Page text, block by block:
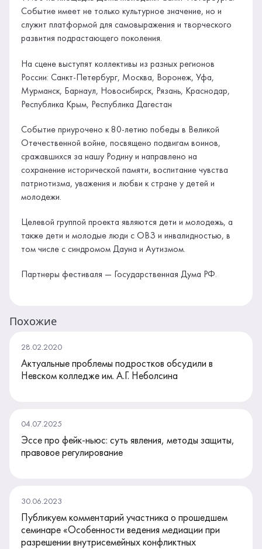
Событие имеет не только культурное значение, но и
служит платформой для самовыражения и творческого
развития подрастающего поколения.
На сцене выступят коллективы из разных регионов
России: Санкт-Петербург, Москва, Воронеж, Уфа,
Мурманск, Барнаул, Новосибирск, Рязань, Краснодар,
Республика Крым, Республика Дагестан
Событие приурочено к 80-летию победы в Великой
Отечественной войне, посвящено подвигам воинов,
сражавшихся за нашу Родину и направлено на
сохранение исторической памяти, воспитание чувства
патриотизма, уважения и любви к стране у детей и
молодежи.
Целевой группой проекта являются дети и молодежь, а
также дети и молодые люди с ОВЗ и инвалидностью, в
том числе с синдромом Дауна и Аутизмом.
Партнеры фестиваля — Государственная Дума РФ.
Похожие
28.02.2020
Актуальные проблемы подростков обсудили в
Невском колледже им. А.Г. Неболсина
04.07.2025
Эссе про фейк-ньюс: суть явления, методы защиты,
правовое регулирование
30.06.2023
Публикуем комментарий участника о прошедшем
семинаре «Особенности ведения медиации при
разрешении внутрисемейных конфликтных